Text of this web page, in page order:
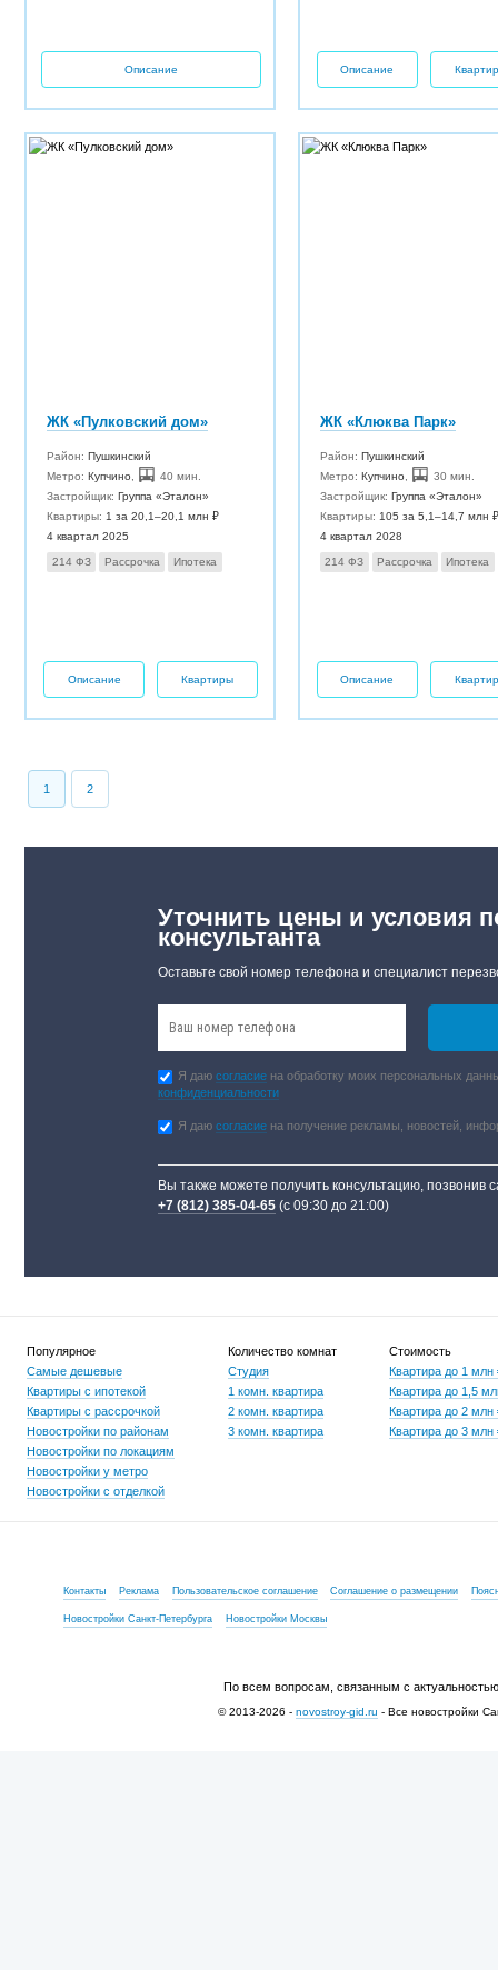
Описание Описание
ЖК «Пулковский дом»
Район:Пушкинский
Метро: Купчино
40 мин.
Застройщик:Группа «Эталон»
Квартиры: 1 за 20,1–20,1 млн ₽
4 квартал 2025
214 ФЗ Рассрочка Ипотека
Описание Квартиры
ЖК «Клюква Парк»
Район: Пушкинский
Метро: Купчино
30 мин.
Застройщик: Группа «Эталон»
Квартиры: 105 за 5,1–14,7 млн ₽
4 квартал 2028
214 ФЗ Рассрочка Ипотека
Описание
1 2
Уточнить цены и условия
консультанта
Оставьте свой номер телефона и специалист
Я даюсогласие на обработку моих персональных
конфиденциальности
Я даюсогласие на получение рекламы, новостей,
Вы также можете получить консультацию, позвонив
+7 (812) 385-04-65 (с 09:30 до 21:00)
Популярное
Самые дешевые
Квартиры с ипотекой
Квартиры с рассрочкой
Новостройки по районам
Новостройки по локациям
Новостройки у метро
Новостройки с отделкой
Количество комнат
Студия
1 комн. квартира
2 комн. квартира
3 комн. квартира
Стоимость
Квартира до 1 млн
Квартира до 1,5
Квартира до 2 млн
Квартира до 3 млн
Контакты Реклама Пользовательское соглашение Соглашение о размещении
Новостройки Санкт-Петербурга Новостройки Москвы
По всем вопросам, связанным с
© 2013-2026 - novostroy-gid.ru - Все новостройки